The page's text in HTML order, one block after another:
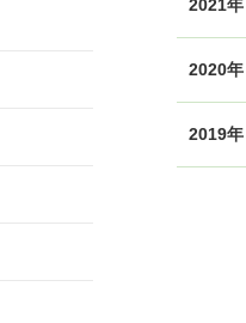
2021年
2020年
2019年